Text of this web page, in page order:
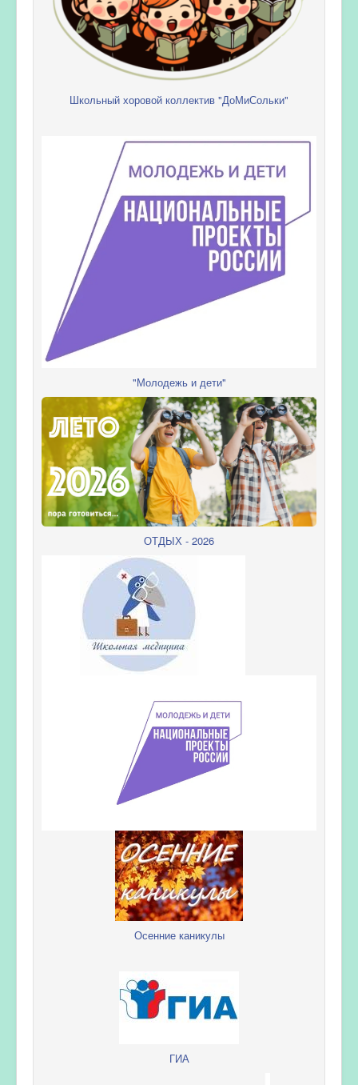
Школьный хоровой коллектив "ДоМиСольки"
"Молодежь и дети"
ОТДЫХ - 2026
Осенние каникулы
ГИА